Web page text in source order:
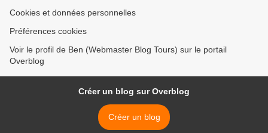
Cookies et données personnelles
Préférences cookies
Voir le profil de Ben (Webmaster Blog Tours) sur le portail
Overblog
Créer un blog sur Overblog
Créer un blog